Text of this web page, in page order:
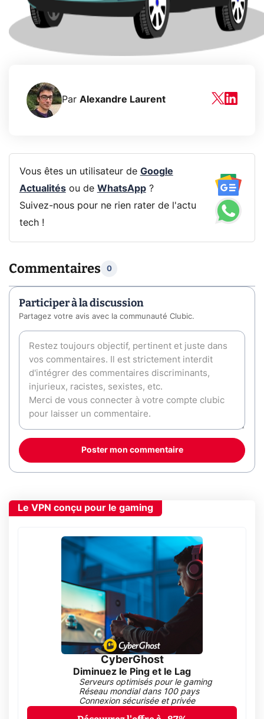
Par Alexandre Laurent
Vous êtes un utilisateur de Google
Actualitésou de WhatsApp?
Suivez-nous pour ne rien rater de l'actu
tech !
Commentaires 0
Participer à la discussion
Partagez votre avis avec la communauté Clubic.
Poster mon commentaire
Le VPN conçu pour le gaming
CyberGhost
Diminuez le Ping et le Lag
Serveurs optimisés pour le gaming
Réseau mondial dans 100 pays
Connexion sécurisée et privée